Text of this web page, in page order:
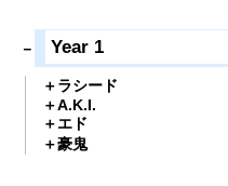
Year 1
ラシード
A.K.I.
エド
豪鬼